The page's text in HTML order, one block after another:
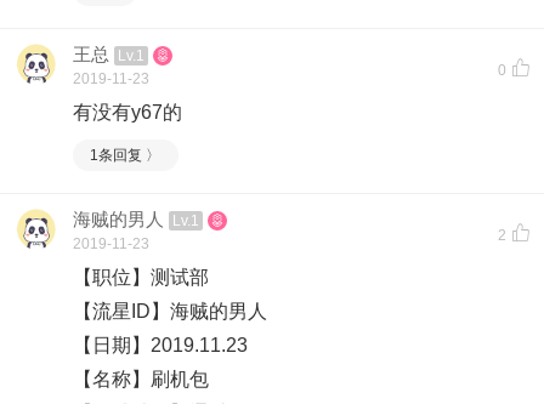
0
王总
Lv.1
2019-11-23
有没有y67的
1条回复 〉
2
海贼的男人
Lv.1
2019-11-23
【职位】测试部
【流星ID】海贼的男人
【日期】2019.11.23
【名称】刷机包